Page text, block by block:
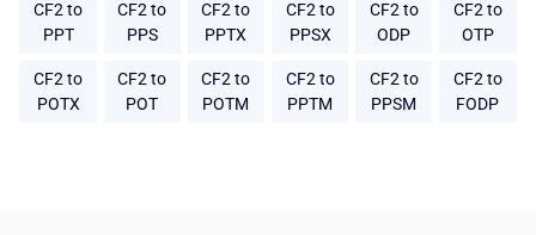
CF2 to
PPT
CF2 to
PPS
CF2 to
PPTX
CF2 to
PPSX
CF2 to
ODP
CF2 to
OTP
CF2 to
POTX
CF2 to
POT
CF2 to
POTM
CF2 to
PPTM
CF2 to
PPSM
CF2 to
FODP